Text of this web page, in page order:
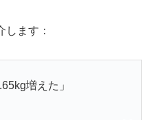
ます：
増えた」